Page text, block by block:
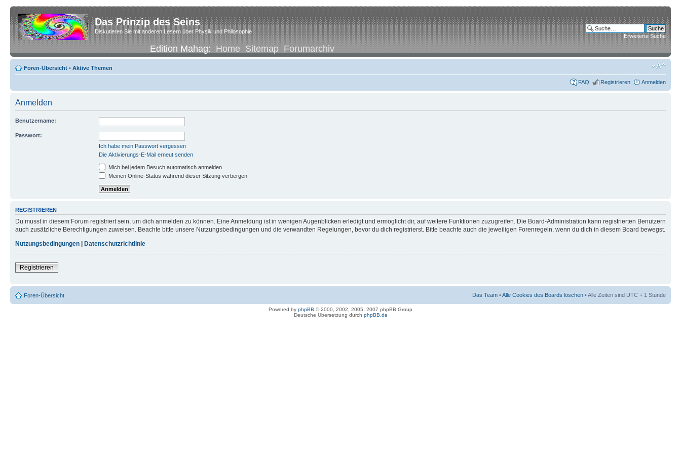
Das Prinzip des Seins
Diskutieren Sie mit anderen Lesern über Physik und Philosophie
Edition Mahag:Home Sitemap Forumarchiv
Erweiterte Suche
Foren-Übersicht • Aktive Themen
FAQ Registrieren Anmelden
Anmelden
Benutzername:
Passwort:
Ich habe mein Passwort vergessen
Die Aktivierungs-E-Mail erneut senden
Mich bei jedem Besuch automatisch anmelden
Meinen Online-Status während dieser Sitzung verbergen
REGISTRIEREN
Du musst in diesem Forum registriert sein, um dich anmelden zu können. Eine Anmeldung ist in wenigen Augenblicken erledigt und ermöglicht dir, auf weitere Funktionen zuzugreifen. Die Board-Administration kann registrierten Benutzern
auch zusätzliche Berechtigungen zuweisen. Beachte bitte unsere Nutzungsbedingungen und die verwandten Regelungen, bevor du dich registrierst. Bitte beachte auch die jeweiligen Forenregeln, wenn du dich in diesem Board bewegst.
Nutzungsbedingungen
Datenschutzrichtlinie
Registrieren
Foren-Übersicht Das Team •Alle Cookies des Boards löschen • Alle Zeiten sind UTC + 1 Stunde
Powered by phpBB © 2000, 2002, 2005, 2007 phpBB Group
Deutsche Übersetzung durch phpBB.de